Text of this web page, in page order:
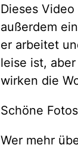
Dieses
außerdem
er arbeitet
leise ist,
wirken die
Schöne
Wer mehr